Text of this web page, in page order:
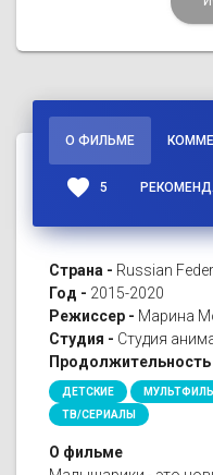
О ФИЛЬМЕ
favorite 5
Страна - Russian
Год - 2015-2020
Режиссер - Марина
Студия - Студия
Продолжительность
ДЕТСКИЕ
ТВ/СЕРИАЛЫ
О фильме